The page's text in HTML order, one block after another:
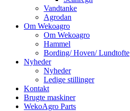
Vandtanke
Agrodan
Om Wekoagro
Om Wekoagro
Hammel
Bording/ Hoven/ Lundtofte
Nyheder
Nyheder
Ledige stillinger
Kontakt
Brugte maskiner
WekoAgro Parts